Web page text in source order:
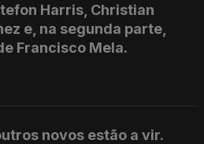
Harris, Christian
e, na segunda parte,
Francisco Mela.
novos estão a vir.